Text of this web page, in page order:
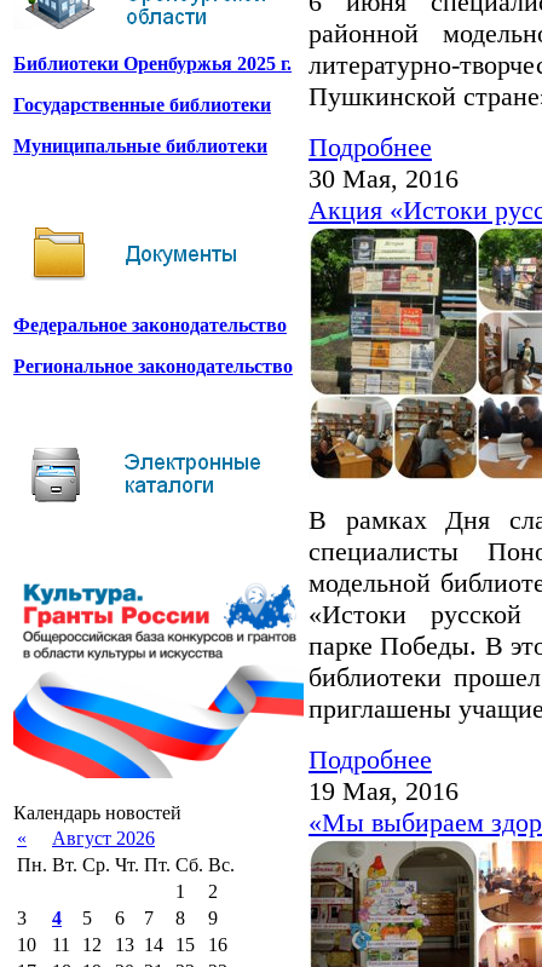
Библиотеки Оренбуржья 2025 г.
Государственные библиотеки
Муниципальные библиотеки
Федеральное законодательство
Региональное законодательство
Календарь новостей
«
Август 2026
Пн. Вт. Ср. Чт. Пт. Сб. Вс.
1
2
3
4 5 6 7 8
9
10
11 12 13 14 15
16
районной
литературно-
Пушкинской
Подробнее
30 Мая, 2016
Акция «Истоки
В рамках Дня
специалисты
модельной
«Истоки русской
парке Победы. В
библиотеки
приглашены
Подробнее
19 Мая, 2016
«Мы выбираем